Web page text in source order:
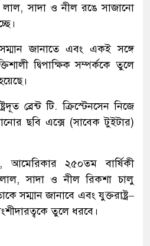
লাল, সাদা ও নীল রঙে সাজানো
সম্মান জানাতে এবং একই সঙ্গে
দ্বিপাক্ষিক সম্পর্ককে তুলে
ব্রেন্ট টি. ক্রিস্টেনসেন নিজে
ছবি এক্সে (সাবেক টুইটার)
আমেরিকার ২৫০তম বার্ষিকী
সাদা ও নীল রিকশা চালু
সম্মান জানাবে এবং যুক্তরাষ্ট্র–
তুলে ধরবে।